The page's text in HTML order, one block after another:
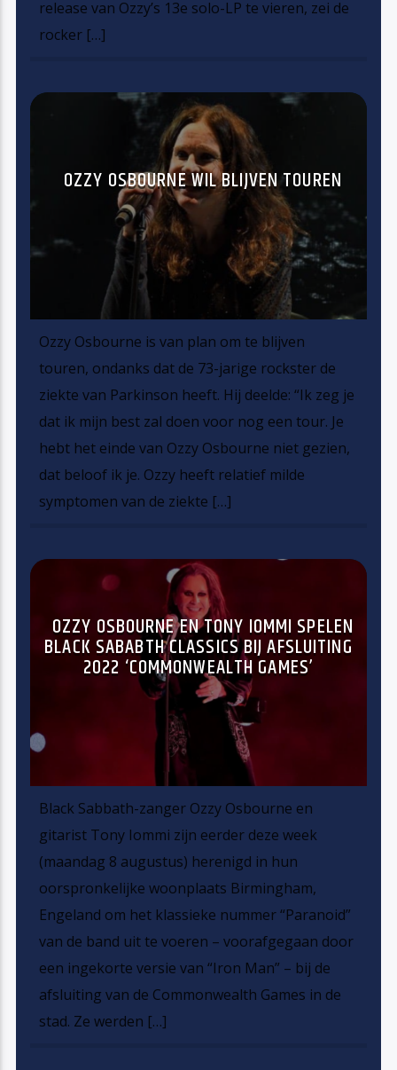
release van Ozzy’s 13e solo-LP te vieren, zei de
rocker […]
OZZY OSBOURNE WIL BLIJVEN TOUREN
Ozzy Osbourne is van plan om te blijven
touren, ondanks dat de 73-jarige rockster de
ziekte van Parkinson heeft. Hij deelde: “Ik zeg je
dat ik mijn best zal doen voor nog een tour. Je
hebt het einde van Ozzy Osbourne niet gezien,
dat beloof ik je. Ozzy heeft relatief milde
symptomen van de ziekte […]
OZZY OSBOURNE EN TONY IOMMI SPELEN
BLACK SABABTH CLASSICS BIJ AFSLUITING
2022 ‘COMMONWEALTH GAMES’
Black Sabbath-zanger Ozzy Osbourne en
gitarist Tony Iommi zijn eerder deze week
(maandag 8 augustus) herenigd in hun
oorspronkelijke woonplaats Birmingham,
Engeland om het klassieke nummer “Paranoid”
van de band uit te voeren – voorafgegaan door
een ingekorte versie van “Iron Man” – bij de
afsluiting van de Commonwealth Games in de
stad. Ze werden […]